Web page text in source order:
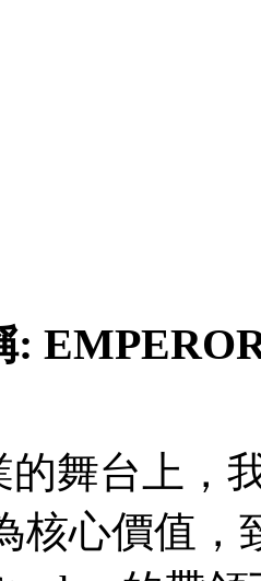
:
的舞台上，
核心價值，